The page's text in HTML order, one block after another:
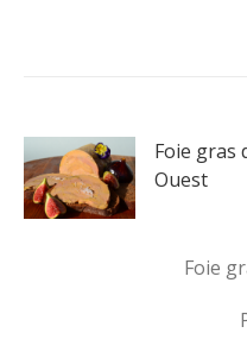
Foie gras
Ouest
Foie